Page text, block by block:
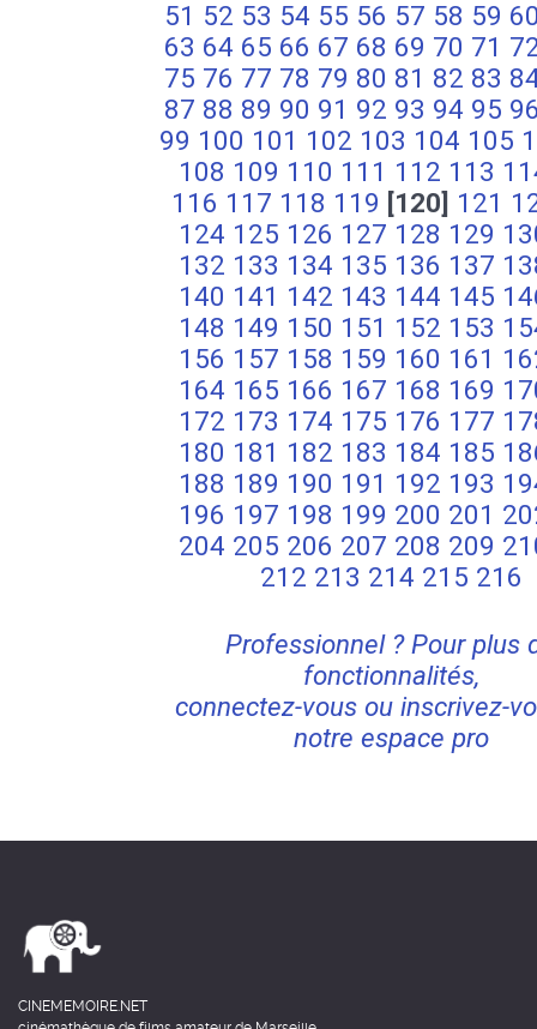
51 52 53 54 55 56 57 58 59
63 64 65 66 67 68 69 70 71
75 76 77 78 79 80 81 82 83
87 88 89 90 91 92 93 94 95
99 100 101 102 103 104 105
108 109 110 111 112 113
116 117 118 119 [120] 121
124 125 126 127 128 129
132 133 134 135 136 137
140 141 142 143 144 145
148 149 150 151 152 153
156 157 158 159 160 161
164 165 166 167 168 169
172 173 174 175 176 177
180 181 182 183 184 185
188 189 190 191 192 193
196 197 198 199 200 201
204 205 206 207 208 209
212 213 214 215 216
Professionnel ? Pour plus
fonctionnalités,
connectez-vous ou inscrivez-
notre espace pro
CINEMEMOIRE.NET